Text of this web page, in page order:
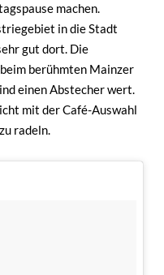
machen.
in die Stadt
gut dort. Die
berühmten Mainzer
einen Abstecher wert.
mit der Café-Auswahl
radeln.